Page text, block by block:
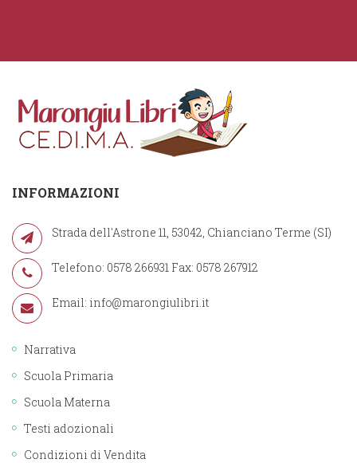
INFORMAZIONI
Strada dell'Astrone 11, 53042, Chianciano Terme (SI)
Telefono: 0578 266931 Fax: 0578 267912
Email: info@marongiulibri.it
Narrativa
Scuola Primaria
Scuola Materna
Testi adozionali
Condizioni di Vendita